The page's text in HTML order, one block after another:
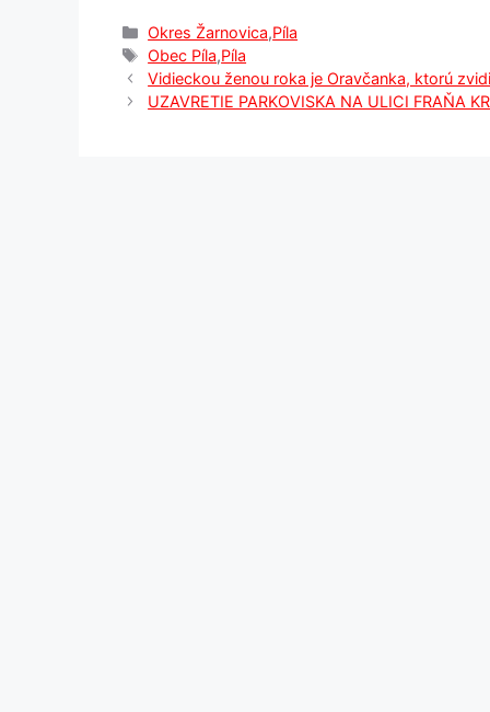
Kategórie
Okres Žarnovica,Píla
Značky
Obec Píla,Píla
Vidieckou ženou roka je Oravčanka, ktorú
UZAVRETIE PARKOVISKA NA ULICI FRAŇA